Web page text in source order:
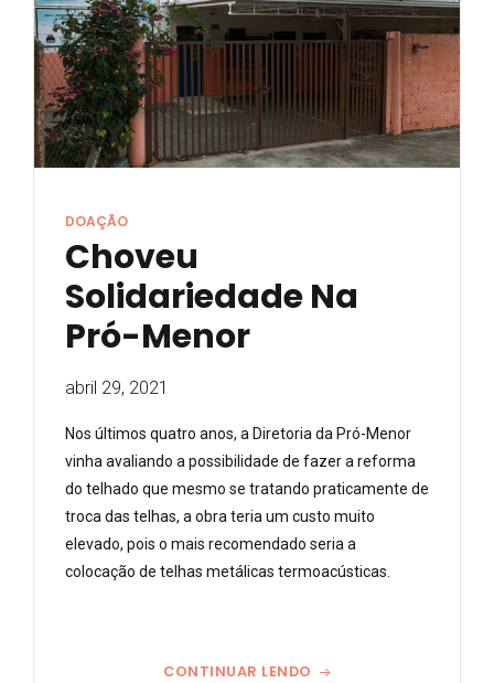
DOAÇÃO
Choveu
Solidariedade Na
Pró-Menor
abril 29, 2021
Nos últimos quatro anos, a Diretoria da Pró-Menor
vinha avaliando a possibilidade de fazer a reforma
do telhado que mesmo se tratando praticamente de
troca das telhas, a obra teria um custo muito
elevado, pois o mais recomendado seria a
colocação de telhas metálicas termoacústicas.
CONTINUAR LENDO